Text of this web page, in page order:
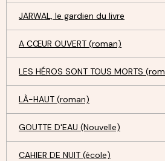
JARWAL, le gardien du livre
A CŒUR OUVERT (roman)
LES HÉROS SONT TOUS MORTS (rom
LÀ-HAUT (roman)
GOUTTE D'EAU (Nouvelle)
CAHIER DE NUIT (école)